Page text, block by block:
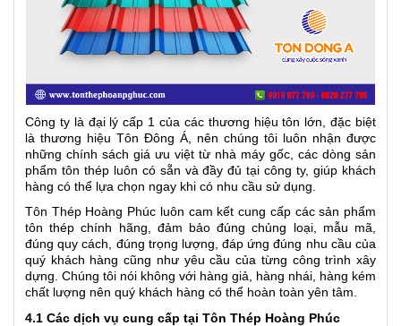
Công ty là đại lý cấp 1 của các thương hiệu tôn lớn, đặc biệt
là thương hiệu Tôn Đông Á, nên chúng tôi luôn nhận được
những chính sách giá ưu việt từ nhà máy gốc, các dòng sản
phẩm tôn thép luôn có sẵn và đầy đủ tại công ty, giúp khách
hàng có thể lựa chọn ngay khi có nhu cầu sử dụng.
Tôn Thép Hoàng Phúc luôn cam kết cung cấp các sản phẩm
tôn thép chính hãng, đảm bảo đúng chủng loại, mẫu mã,
đúng quy cách, đúng trọng lượng, đáp ứng đúng nhu cầu của
quý khách hàng cũng như yêu cầu của từng công trình xây
dựng. Chúng tôi nói không với hàng giả, hàng nhái, hàng kém
chất lượng nên quý khách hàng có thể hoàn toàn yên tâm.
4.1 Các dịch vụ cung cấp tại Tôn Thép Hoàng Phúc